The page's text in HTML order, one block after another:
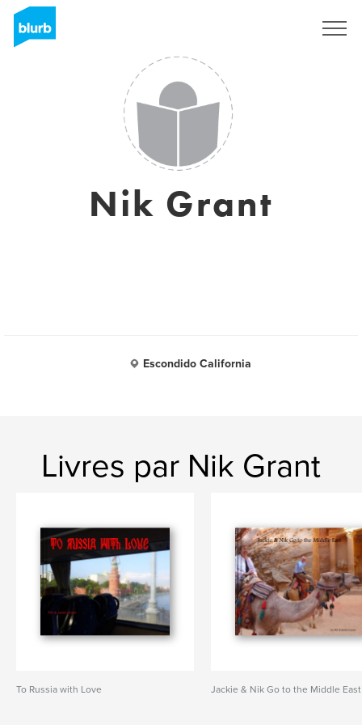
Nik Grant
Escondido California
Livres par Nik Grant
To Russia with Love Jackie & Nik Go to the Middle East